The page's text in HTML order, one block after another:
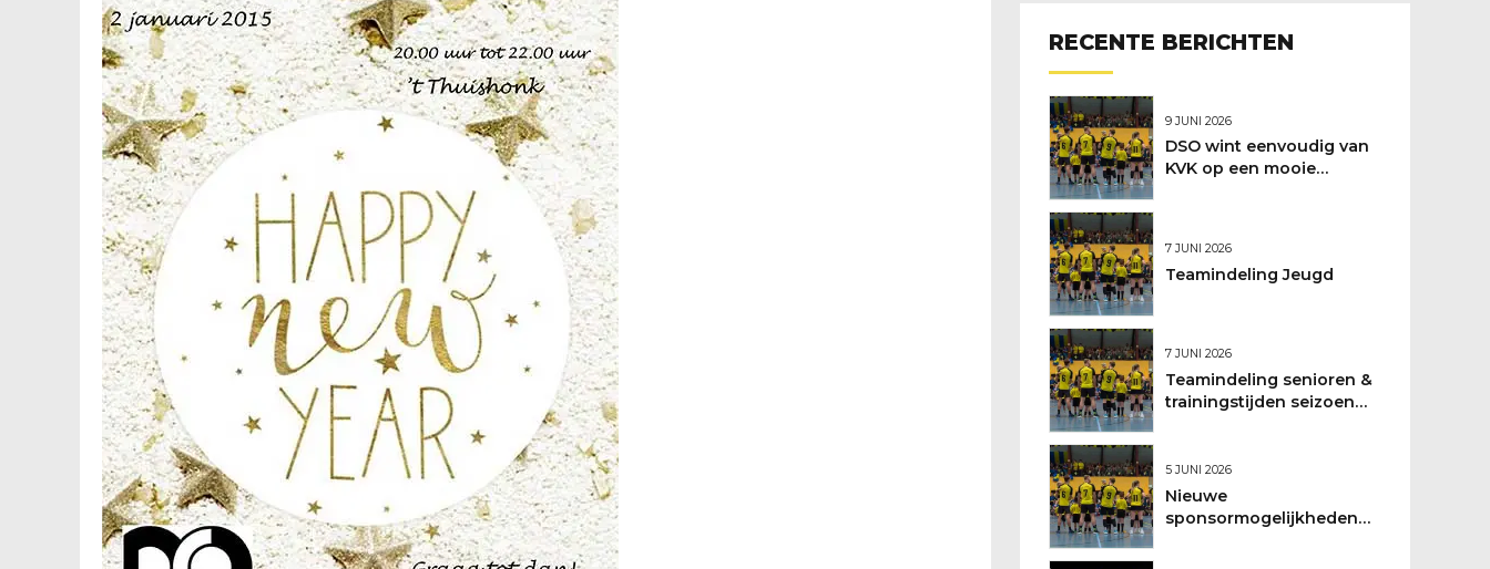
RECENTE BERICHTEN
9 JUNI 2026
DSO wint eenvoudig van
KVK op een mooie
7 JUNI 2026
Teamindeling Jeugd
7 JUNI 2026
Teamindeling senioren &
trainingstijden seizoen
5 JUNI 2026
Nieuwe
sponsormogelijkheden